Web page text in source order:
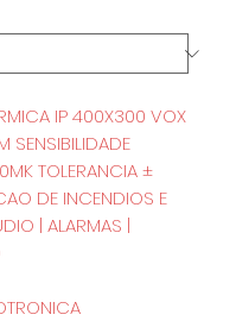
IP 400X300 VOX
SENSIBILIDADE
TOLERANCIA ±
DE INCENDIOS E
| ALARMAS |